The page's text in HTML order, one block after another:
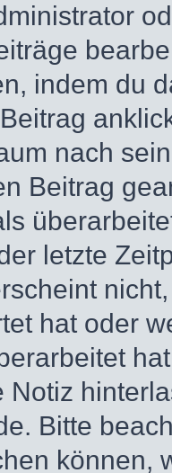
indem du
nach
Beitrag
letzte
hat oder
Notiz
Bitte
können,